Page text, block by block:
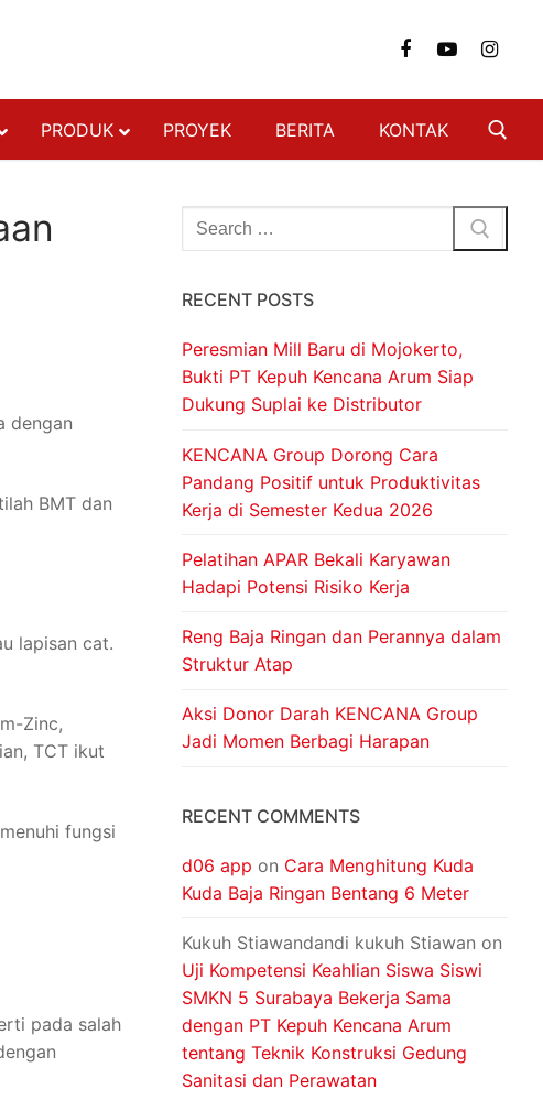
PRODUK
PARTISI BAJA RINGAN
DECKING
PROYEK BERITA KONTAK
dengan
BMT dan
lapisan cat.
Zinc,
TCT ikut
fungsi
pada salah
RECENT POSTS
Peresmian Mill Baru di Mojokerto,
Bukti PT Kepuh Kencana Arum Siap
Dukung Suplai ke Distributor
KENCANA Group Dorong Cara
Pandang Positif untuk Produktivitas
Kerja di Semester Kedua 2026
Pelatihan APAR Bekali Karyawan
Hadapi Potensi Risiko Kerja
Reng Baja Ringan dan Perannya dalam
Struktur Atap
Aksi Donor Darah KENCANA Group
Jadi Momen Berbagi Harapan
RECENT COMMENTS
d06 app on Cara Menghitung Kuda
Kuda Baja Ringan Bentang 6 Meter
Kukuh Stiawandandi kukuh Stiawan on
Uji Kompetensi Keahlian Siswa Siswi
SMKN 5 Surabaya Bekerja Sama
dengan PT Kepuh Kencana Arum
tentang Teknik Konstruksi Gedung
Sanitasi dan Perawatan